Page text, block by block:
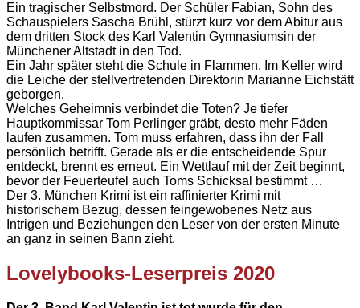
Ein tragischer Selbstmord. Der Schüler Fabian, Sohn des
Schauspielers Sascha Brühl, stürzt kurz vor dem Abitur aus
dem dritten Stock des Karl Valentin Gymnasiumsin der
Münchener Altstadt in den Tod.
Ein Jahr später steht die Schule in Flammen. Im Keller wird
die Leiche der stellvertretenden Direktorin Marianne Eichstätt
geborgen.
Welches Geheimnis verbindet die Toten? Je tiefer
Hauptkommissar Tom Perlinger gräbt, desto mehr Fäden
laufen zusammen. Tom muss erfahren, dass ihn der Fall
persönlich betrifft. Gerade als er die entscheidende Spur
entdeckt, brennt es erneut. Ein Wettlauf mit der Zeit beginnt,
bevor der Feuerteufel auch Toms Schicksal bestimmt …
Der 3. München Krimi ist ein raffinierter Krimi mit
historischem Bezug, dessen feingewobenes Netz aus
Intrigen und Beziehungen den Leser von der ersten Minute
an ganz in seinen Bann zieht.
Lovelybooks-Leserpreis 2020